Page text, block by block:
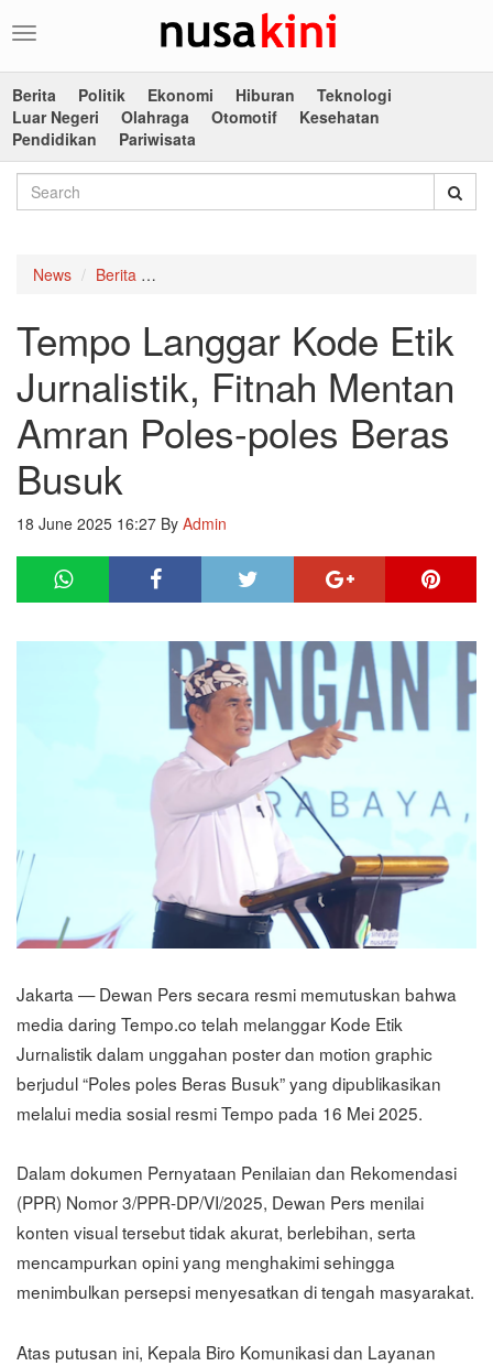
Toggle
Berita
Politik Ekonomi Hiburan
Teknologi
Luar Negeri
Olahraga Otomotif
Kesehatan
Pendidikan
Pariwisata
News Berita
Tempo Langgar Kode Etik
Jurnalistik, Fitnah Mentan
Amran Poles-poles Beras
Busuk
18 June 2025 16:27 By Admin
Jakarta — Dewan Pers secara resmi memutuskan bahwa
media daring Tempo.co telah melanggar Kode Etik
Jurnalistik dalam unggahan poster dan motion graphic
berjudul “Poles poles Beras Busuk” yang dipublikasikan
melalui media sosial resmi Tempo pada 16 Mei 2025.
Dalam dokumen Pernyataan Penilaian dan Rekomendasi
(PPR) Nomor 3/PPR-DP/VI/2025, Dewan Pers menilai
konten visual tersebut tidak akurat, berlebihan, serta
mencampurkan opini yang menghakimi sehingga
menimbulkan persepsi menyesatkan di tengah masyarakat.
Atas putusan ini, Kepala Biro Komunikasi dan Layanan